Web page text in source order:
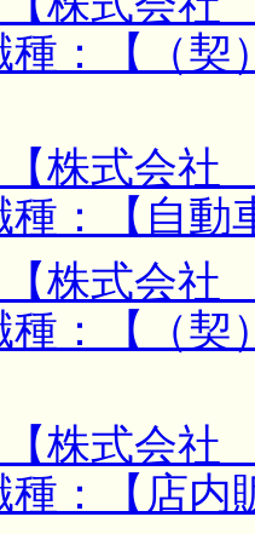
種：【（
株式会社
種：【自動
株式会社
種：【（契
株式会社
種：【店内